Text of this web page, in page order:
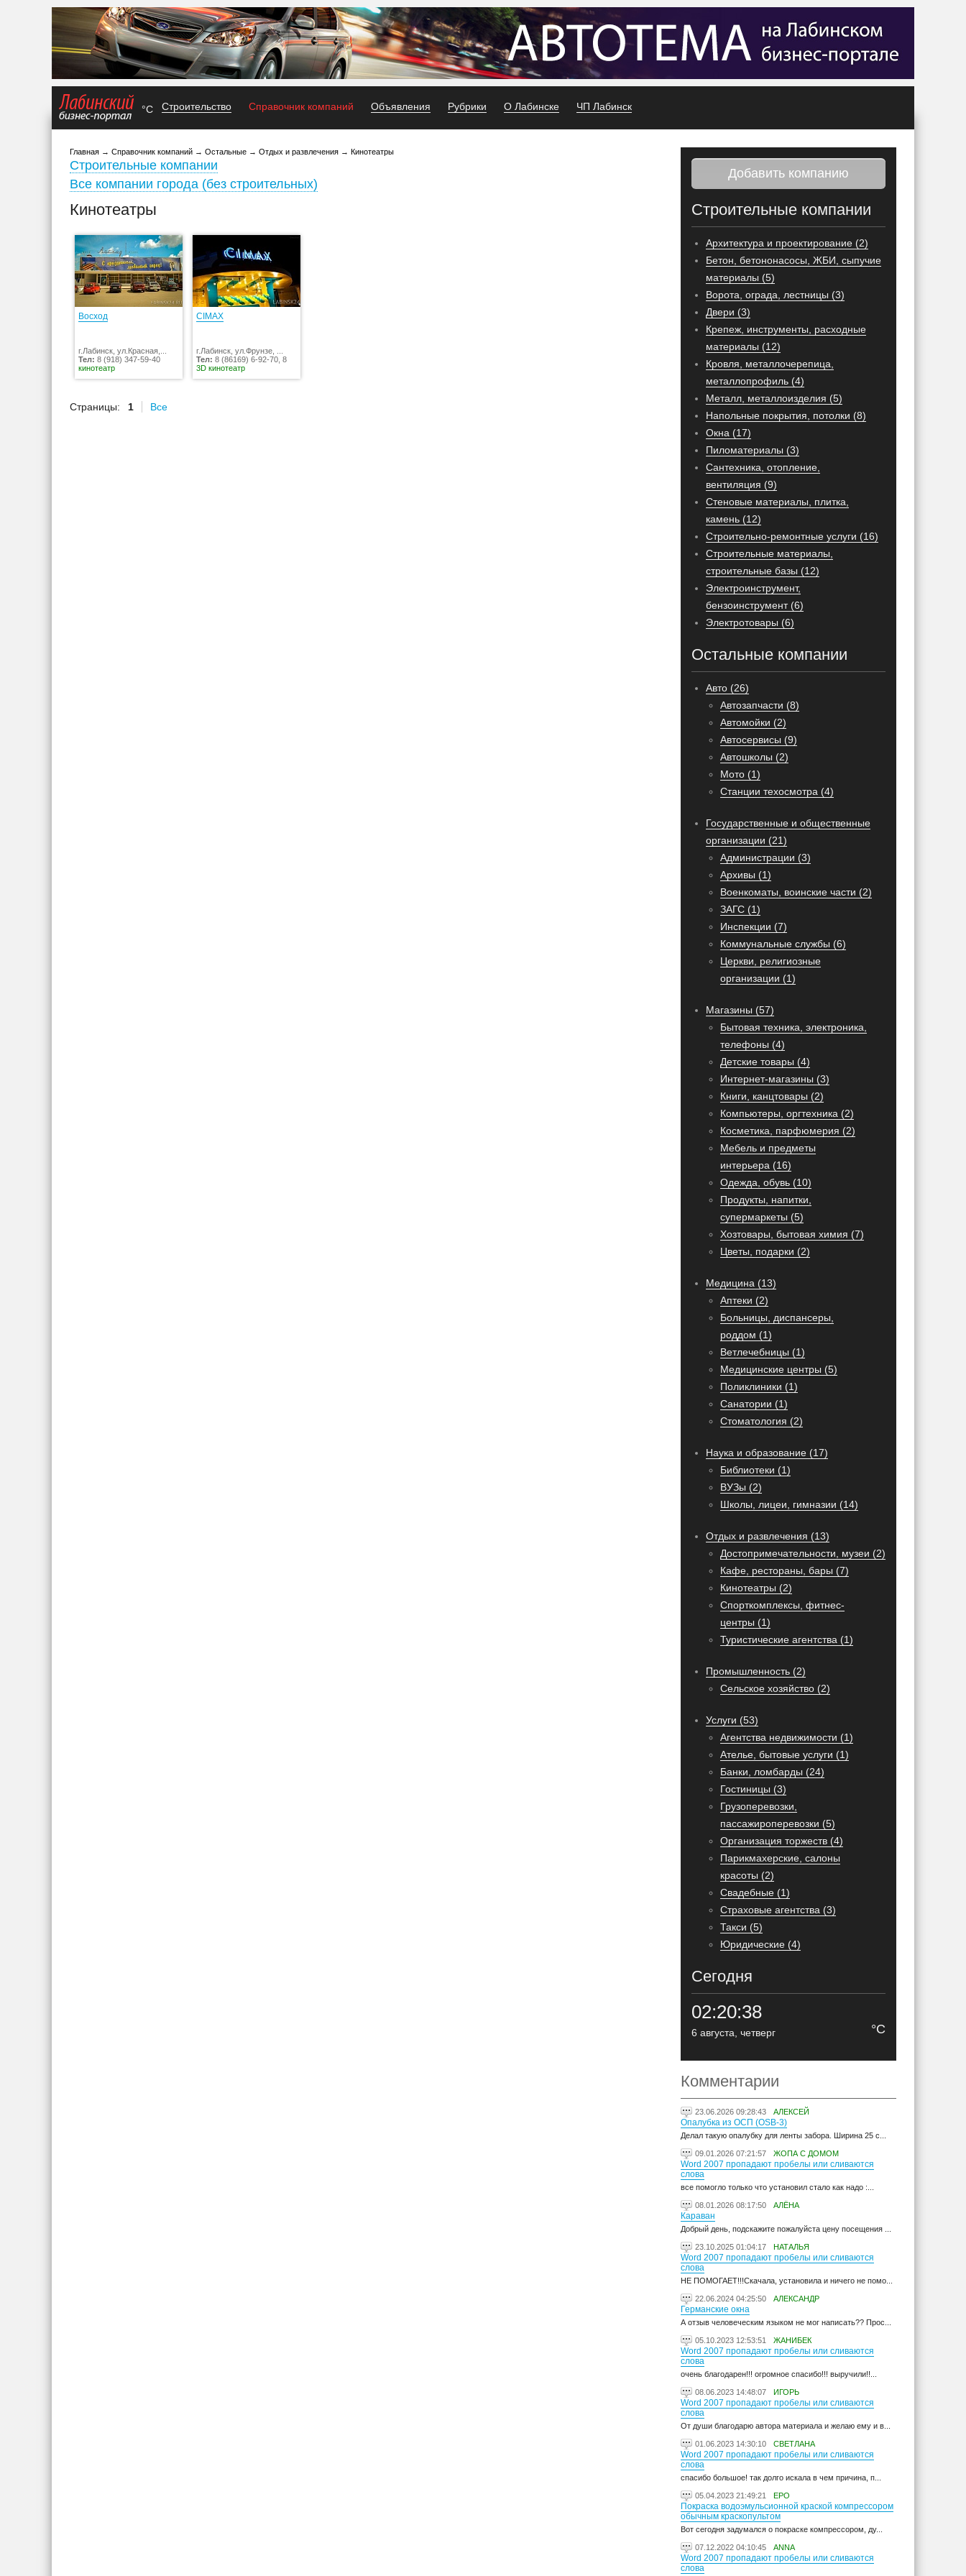
°C Строительство Справочник компаний Объявления Рубрики О Лабинске ЧП Лабинск
Главная → Справочник компаний → Остальные → Отдых и развлечения → Кинотеатры
Строительные компании
Все компании города (без строительных)
Кинотеатры
Восход
г.Лабинск, ул.Красная,...
Тел: 8 (918) 347-59-40
кинотеатр
CIMAX
г.Лабинск, ул.Фрунзе, ...
Тел: 8 (86169) 6-92-70, 8
3D кинотеатр
Страницы: 1 Все
Добавить компанию
Строительные компании
Архитектура и проектирование (2)
Бетон, бетононасосы, ЖБИ, сыпучие
материалы (5)
Ворота, ограда, лестницы (3)
Двери (3)
Крепеж, инструменты, расходные
материалы (12)
Кровля, металлочерепица,
металлопрофиль (4)
Металл, металлоизделия (5)
Напольные покрытия, потолки (8)
Окна (17)
Пиломатериалы (3)
Сантехника, отопление,
вентиляция (9)
Стеновые материалы, плитка,
камень (12)
Строительно-ремонтные услуги (16)
Строительные материалы,
строительные базы (12)
Электроинструмент,
бензоинструмент (6)
Электротовары (6)
Остальные компании
Авто (26)
Автозапчасти (8)
Автомойки (2)
Автосервисы (9)
Автошколы (2)
Мото (1)
Станции техосмотра (4)
Государственные и общественные
организации (21)
Администрации (3)
Архивы (1)
Военкоматы, воинские части (2)
ЗАГС (1)
Инспекции (7)
Коммунальные службы (6)
Церкви, религиозные
организации (1)
Магазины (57)
Бытовая техника, электроника,
телефоны (4)
Детские товары (4)
Интернет-магазины (3)
Книги, канцтовары (2)
Компьютеры, оргтехника (2)
Косметика, парфюмерия (2)
Мебель и предметы
интерьера (16)
Одежда, обувь (10)
Продукты, напитки,
супермаркеты (5)
Хозтовары, бытовая химия (7)
Цветы, подарки (2)
Медицина (13)
Аптеки (2)
Больницы, диспансеры,
роддом (1)
Ветлечебницы (1)
Медицинские центры (5)
Поликлиники (1)
Санатории (1)
Стоматология (2)
Наука и образование (17)
Библиотеки (1)
ВУЗы (2)
Школы, лицеи, гимназии (14)
Отдых и развлечения (13)
Достопримечательности, музеи (2)
Кафе, рестораны, бары (7)
Кинотеатры (2)
Спорткомплексы, фитнес-
центры (1)
Туристические агентства (1)
Промышленность (2)
Сельское хозяйство (2)
Услуги (53)
Агентства недвижимости (1)
Ателье, бытовые услуги (1)
Банки, ломбарды (24)
Гостиницы (3)
Грузоперевозки,
пассажироперевозки (5)
Организация торжеств (4)
Парикмахерские, салоны
красоты (2)
Свадебные (1)
Страховые агентства (3)
Такси (5)
Юридические (4)
Сегодня
°C
02:20:39
6 августа, четверг
Комментарии
23.06.2026 09:28:43 АЛЕКСЕЙ
Опалубка из ОСП (OSB-3)
Делал такую опалубку для ленты забора. Ширина 25 с...
09.01.2026 07:21:57 ЖОПА С ДОМОМ
Word 2007 пропадают пробелы или сливаются
слова
все помогло только что установил стало как надо :...
08.01.2026 08:17:50 АЛЁНА
Караван
Добрый день, подскажите пожалуйста цену посещения ...
23.10.2025 01:04:17 НАТАЛЬЯ
Word 2007 пропадают пробелы или сливаются
слова
НЕ ПОМОГАЕТ!!!Скачала, установила и ничего не помо...
22.06.2024 04:25:50 АЛЕКСАНДР
Германские окна
А отзыв человеческим языком не мог написать?? Прос...
05.10.2023 12:53:51 ЖАНИБЕК
Word 2007 пропадают пробелы или сливаются
слова
очень благодарен!!! огромное спасибо!!! выручили!!...
08.06.2023 14:48:07 ИГОРЬ
Word 2007 пропадают пробелы или сливаются
слова
От души благодарю автора материала и желаю ему и в...
01.06.2023 14:30:10 СВЕТЛАНА
Word 2007 пропадают пробелы или сливаются
слова
спасибо большое! так долго искала в чем причина, п...
05.04.2023 21:49:21 ЕРО
Покраска водоэмульсионной краской компрессором
обычным краскопультом
Вот сегодня задумался о покраске компрессором, ду...
07.12.2022 04:10:45 ANNA
Word 2007 пропадают пробелы или сливаются
слова